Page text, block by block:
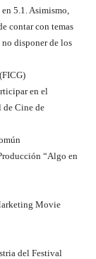
5.1. Asimismo,
contar con temas
disponer de los
en el
Cine de
“Algo en
Movie
del Festival